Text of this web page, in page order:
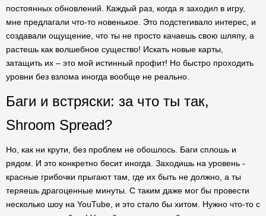
постоянных обновлений. Каждый раз, когда я заходил в игру,
мне предлагали что-то новенькое. Это подстегивало интерес, и
создавали ощущение, что ты не просто качаешь свою шляпу, а
растешь как волшебное существо! Искать новые карты,
затащить их – это мой истинный профит! Но быстро проходить
уровни без взлома иногда вообще не реально.
Баги и встряски: за что ты так,
Shroom Spread?
Но, как ни крути, без проблем не обошлось. Баги сплошь и
рядом. И это конкретно бесит иногда. Заходишь на уровень -
красные грибочки прыгают там, где их быть не должно, а ты
теряешь драгоценные минуты. С таким даже мог бы провести
несколько шоу на YouTube, и это стало бы хитом. Нужно что-то с